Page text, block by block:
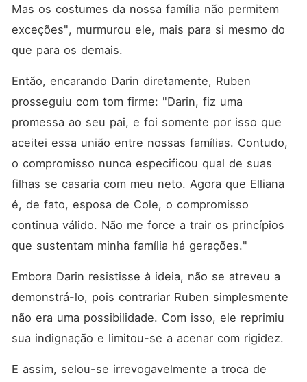
Mas os costumes da nossa família não permitem
exceções", murmurou ele, mais para si mesmo do
que para os demais.
Então, encarando Darin diretamente, Ruben
prosseguiu com tom firme: "Darin, fiz uma
promessa ao seu pai, e foi somente por isso que
aceitei essa união entre nossas famílias. Contudo,
o compromisso nunca especificou qual de suas
filhas se casaria com meu neto. Agora que Elliana
é, de fato, esposa de Cole, o compromisso
continua válido. Não me force a trair os princípios
que sustentam minha família há gerações."
Embora Darin resistisse à ideia, não se atreveu a
demonstrá-lo, pois contrariar Ruben simplesmente
não era uma possibilidade. Com isso, ele reprimiu
sua indignação e limitou-se a acenar com rigidez.
E assim, selou-se irrevogavelmente a troca de